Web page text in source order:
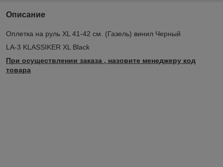
Описание
Оплетка на руль XL 41-42 см. (Газель) винил Черный
LA-3 KLASSIKER XL Black
При осуществлении заказа , назовите менеджеру код
товара